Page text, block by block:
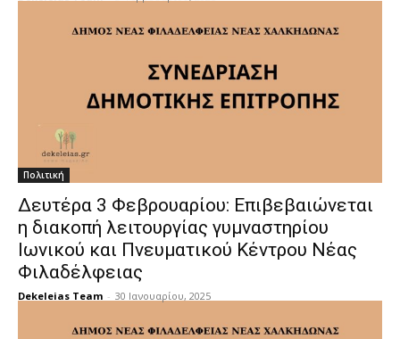
Πολιτική
Δευτέρα 3 Φεβρουαρίου: Επιβεβαιώνεται
η διακοπή λειτουργίας γυμναστηρίου
Ιωνικού και Πνευματικού Kέντρου Νέας
Φιλαδέλφειας
Dekeleias Team - 30 Ιανουαρίου, 2025